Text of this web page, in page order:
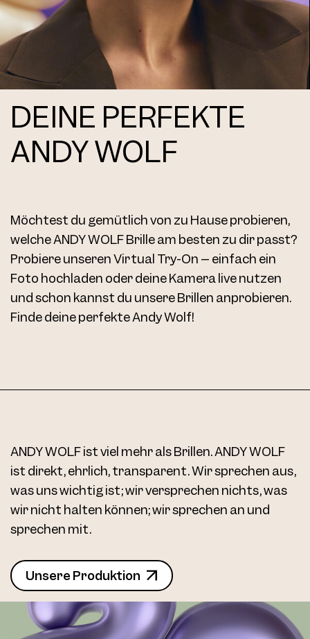
DEINE PERFEKTE
ANDY WOLF
Möchtest du gemütlich von zu Hause probieren,
welche ANDY WOLF Brille am besten zu dir passt?
Probiere unseren Virtual Try-On – einfach ein
Foto hochladen oder deine Kamera live nutzen
und schon kannst du unsere Brillen anprobieren.
Finde deine perfekte Andy Wolf!
ANDY WOLF ist viel mehr als Brillen. ANDY WOLF
ist direkt, ehrlich, transparent. Wir sprechen aus,
was uns wichtig ist; wir versprechen nichts, was
wir nicht halten können; wir sprechen an und
sprechen mit.
Unsere Produktion